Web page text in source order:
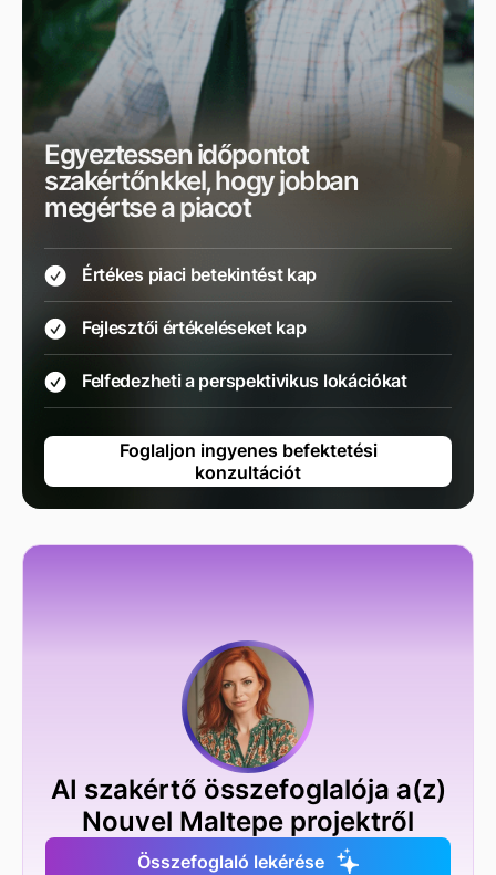
Egyeztessen időpontot
szakértőnkkel, hogy jobban
megértse a piacot
Értékes piaci betekintést kap
Fejlesztői értékeléseket kap
Felfedezheti a perspektivikus lokációkat
Foglaljon ingyenes befektetési
konzultációt
AI szakértő összefoglalója a(z)
Nouvel Maltepe projektről
Összefoglaló lekérése